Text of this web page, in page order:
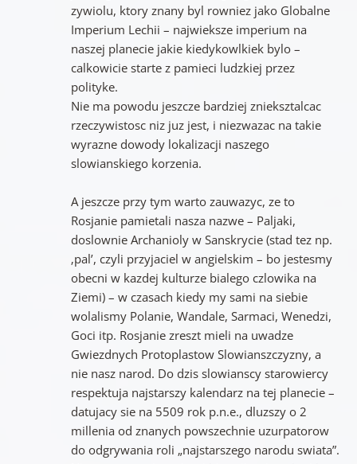
zywiolu, ktory znany byl rowniez jako Globalne
Imperium Lechii – najwieksze imperium na
naszej planecie jakie kiedykowlkiek bylo –
calkowicie starte z pamieci ludzkiej przez
polityke.
Nie ma powodu jeszcze bardziej znieksztalcac
rzeczywistosc niz juz jest, i niezwazac na takie
wyrazne dowody lokalizacji naszego
slowianskiego korzenia.
A jeszcze przy tym warto zauwazyc, ze to
Rosjanie pamietali nasza nazwe – Paljaki,
doslownie Archanioly w Sanskrycie (stad tez np.
‚pal’, czyli przyjaciel w angielskim – bo jestesmy
obecni w kazdej kulturze bialego czlowika na
Ziemi) – w czasach kiedy my sami na siebie
wolalismy Polanie, Wandale, Sarmaci, Wenedzi,
Goci itp. Rosjanie zreszt mieli na uwadze
Gwiezdnych Protoplastow Slowianszczyzny, a
nie nasz narod. Do dzis slowianscy starowiercy
respektuja najstarszy kalendarz na tej planecie –
datujacy sie na 5509 rok p.n.e., dluzszy o 2
millenia od znanych powszechnie uzurpatorow
do odgrywania roli „najstarszego narodu swiata”.